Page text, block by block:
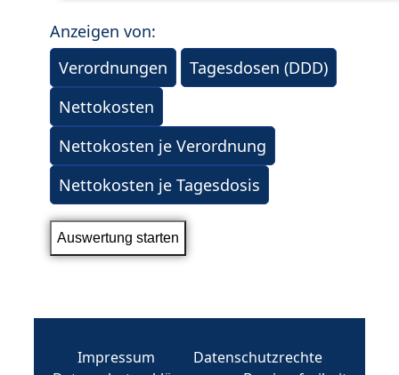
Anzeigen von:
Verordnungen
Tagesdosen (DDD)
Nettokosten
Nettokosten je Verordnung
Nettokosten je Tagesdosis
Impressum
Datenschutzrechte